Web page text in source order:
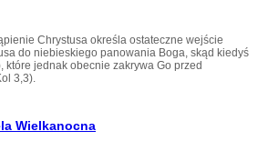
Chrystusa określa ostateczne wejście
do niebieskiego panowania Boga, skąd kiedyś
które jednak obecnie zakrywa Go przed
3,3).
Wielkanocna